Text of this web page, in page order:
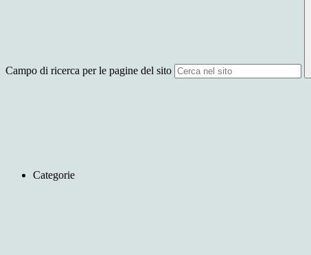
Campo di ricerca per le pagine del sito
Categorie